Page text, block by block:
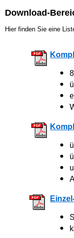
Download-
Hier finden Sie eine